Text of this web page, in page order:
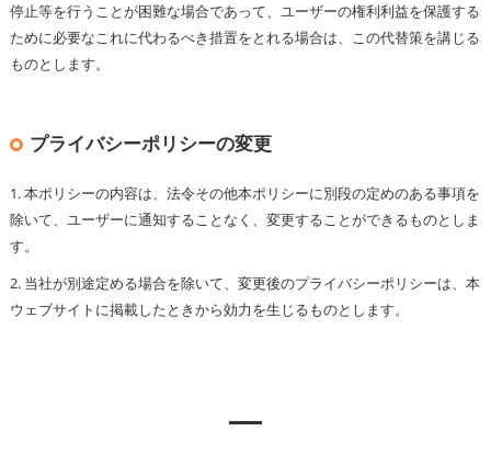
停止等を行うことが困難な場合であって、ユーザーの権利利益を保護する
ために必要なこれに代わるべき措置をとれる場合は、この代替策を講じる
ものとします。
プライバシーポリシーの変更
1. 本ポリシーの内容は、法令その他本ポリシーに別段の定めのある事項を
除いて、ユーザーに通知することなく、変更することができるものとしま
す。
2. 当社が別途定める場合を除いて、変更後のプライバシーポリシーは、本
ウェブサイトに掲載したときから効力を生じるものとします。